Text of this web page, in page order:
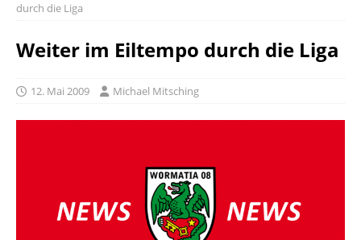
durch die Liga
Weiter im Eiltempo durch die Liga
12. Mai 2009 Michael Mitsching